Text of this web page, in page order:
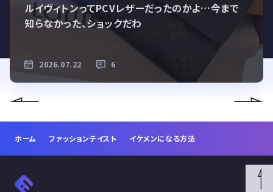
ルイヴィトンってPCVレザーだったのかよ…今まで
知らなかった、ショックだわ
2026.07.22 6
ホーム ファッションテイスト イケメンになる方法